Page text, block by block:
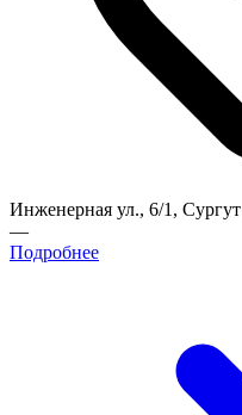
Инженерная ул., 6/1, Сургут
—
Подробнее